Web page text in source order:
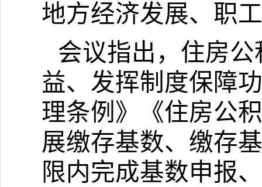
地方经济发展、职
会议指出，住房
益、发挥制度保障
理条例》《住房公
展缴存基数、缴存
限内完成基数申报